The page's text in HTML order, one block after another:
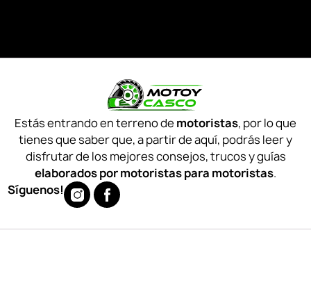
Estás entrando en terreno de motoristas, por lo que
tienes que saber que, a partir de aquí, podrás leer y
disfrutar de los mejores consejos, trucos y guías
elaborados por motoristas para motoristas.
Síguenos!